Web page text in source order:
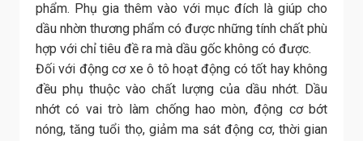
phẩm. Phụ gia thêm vào với mục đích là giúp cho
dầu nhờn thương phẩm có được những tính chất phù
hợp với chỉ tiêu đề ra mà dầu gốc không có được.
Đối với động cơ xe ô tô hoạt động có tốt hay không
đều phụ thuộc vào chất lượng của dầu nhớt. Dầu
nhớt có vai trò làm chống hao mòn, động cơ bớt
nóng, tăng tuổi thọ, giảm ma sát động cơ, thời gian